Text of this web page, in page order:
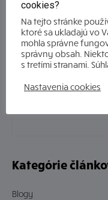
Kategórie
Blogy
cookies?
Na tejto stránke
ktoré sa ukladajú vo
mohla správne
správny obsah.
s tretími stranami.
Nastavenia cookies